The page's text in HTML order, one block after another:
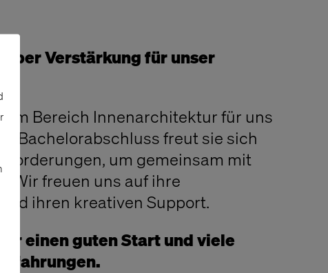
Verstärkung für unser
im Bereich Innenarchitektur für uns
Bachelorabschluss freut sie sich
um gemeinsam mit
Wir freuen uns auf ihre
ihren kreativen Support.
einen guten Start und viele